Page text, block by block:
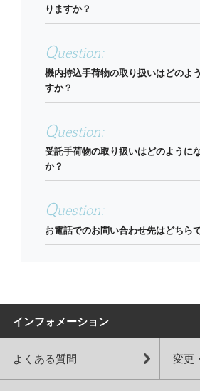
りますか？
機内持込手荷物の取り扱いはどのよ
すか？
受託手荷物の取り扱いはどのように
か？
お電話でのお問い合わせ先はどちら
インフォメーション
よくある質問 変更